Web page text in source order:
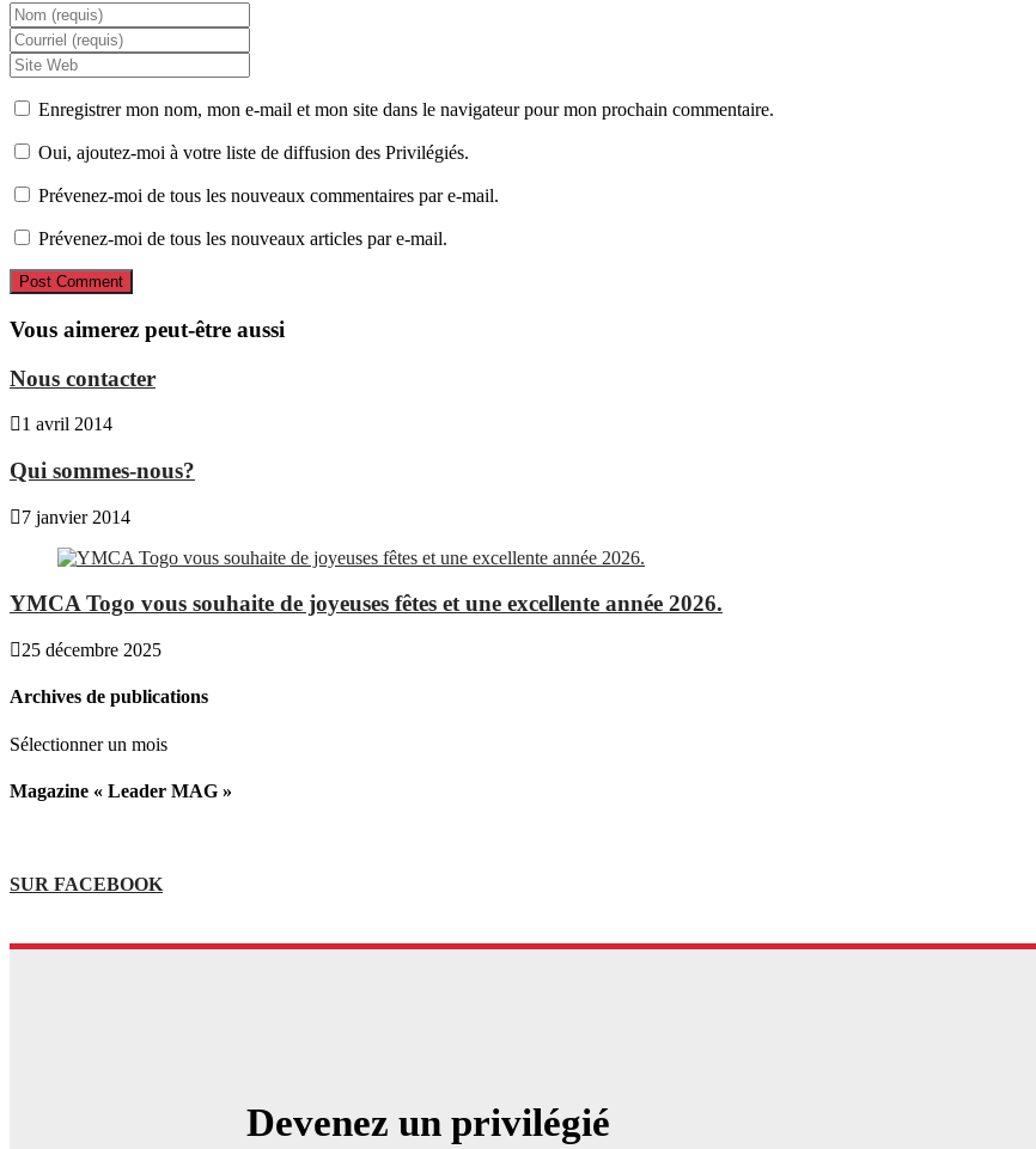
Enter
your
name
or
username
to
comment
Enter
your
email
address
to
comment
Enter
your
website
(optional)
Enregistrer mon nom, mon e-mail et mon site dans le navigateur pour mon prochain commentaire.
Oui, ajoutez-moi à votre liste de diffusion des Privilégiés.
Prévenez-moi de tous les nouveaux commentaires par e-mail.
Prévenez-moi de tous les nouveaux articles par e-mail.
Vous aimerez peut-être aussi
Nous contacter
1 avril 2014
Qui sommes-nous?
7 janvier 2014
YMCA Togo vous souhaite de joyeuses fêtes et une excellente année 2026.
25 décembre 2025
Archives de publications
Archives
publications
Sélectionner un mois
Magazine « Leader MAG »
SUR FACEBOOK
Devenez un privilégié